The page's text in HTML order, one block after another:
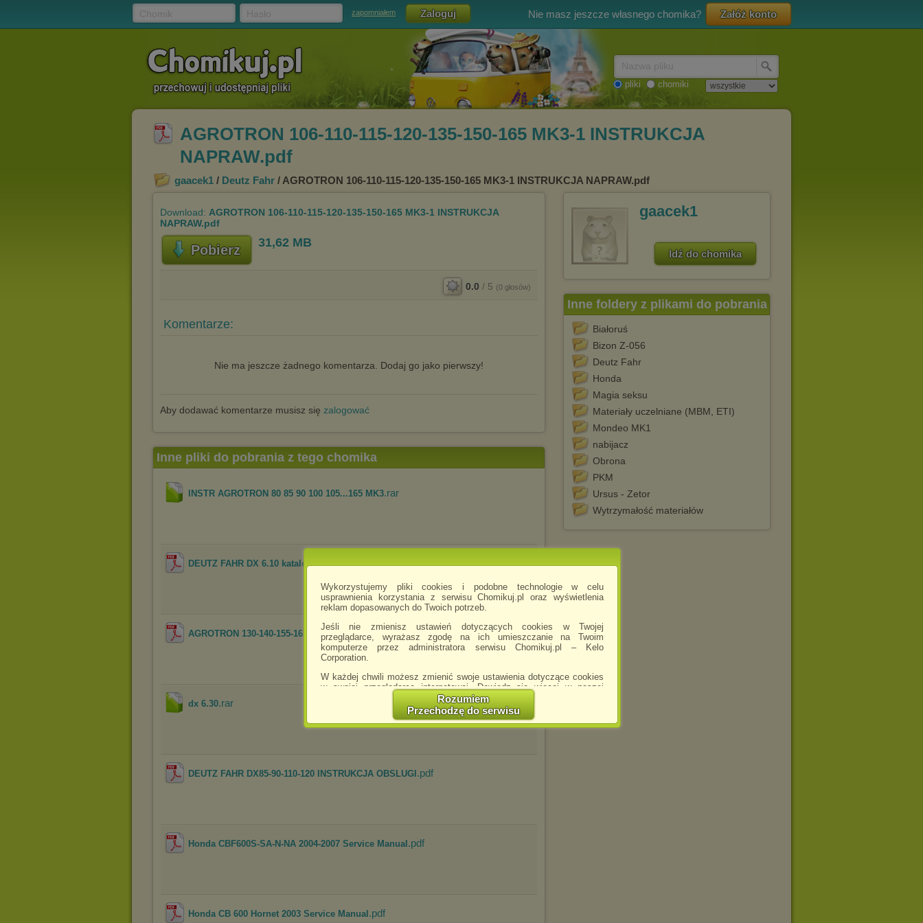
Wykorzystujemy pliki cookies i podobne technologie w celu
usprawnienia korzystania z serwisu Chomikuj.pl oraz wyświetlenia
reklam dopasowanych do Twoich potrzeb.
Jeśli nie zmienisz ustawień dotyczących cookies w Twojej
przeglądarce, wyrażasz zgodę na ich umieszczanie na Twoim
komputerze przez administratora serwisu Chomikuj.pl – Kelo
Corporation.
W każdej chwili możesz zmienić swoje ustawienia dotyczące cookies
w swojej przeglądarce internetowej. Dowiedz się więcej w naszej
http://chomikuj.pl/PolitykaPrywatnosci.aspx
Jednocześnie informujemy że zmiana ustawień przeglądarki może
spowodować ograniczenie korzystania ze strony Chomikuj.pl.
Wykorzystanie plików cookies
Pełną informację na ten temat znajdziesz pod adresem
Rozumiem
Przechodzę do serwisu
zapomniałem Nie masz jeszcze własnego chomika? Załóż konto
pliki chomiki
AGROTRON 106-110-115-120-135-150-165 MK3-1 INSTRUKCJA
NAPRAW.pdf
gaacek1 / Deutz Fahr / AGROTRON 106-110-115-120-135-150-165 MK3-1 INSTRUKCJA NAPRAW.pdf
Download: AGROTRON 106-110-115-120-135-150-165 MK3-1 INSTRUKCJA
NAPRAW.pdf
Pobierz 31,62 MB
0.0 / 5 (0 głosów)
Komentarze:
Nie ma jeszcze żadnego komentarza. Dodaj go jako pierwszy!
Aby dodawać komentarze musisz się zalogować
gaacek1
Idź do chomika
Inne foldery z plikami do pobrania
Białoruś
Bizon Z-056
Deutz Fahr
Honda
Magia seksu
Materiały uczelniane (MBM, ETI)
Mondeo MK1
nabijacz
Obrona
PKM
Ursus - Zetor
Wytrzymałość materiałów
Inne pliki do pobrania z tego chomika
INSTR AGROTRON 80 85 90 100 105...165 MK3.rar
DEUTZ FAHR DX 6.10 katalog.pdf
AGROTRON 130-140-155-165 .pdf
dx 6.30.rar
DEUTZ FAHR DX85-90-110-120 INSTRUKCJA OBSLUGI .pdf
Honda CBF600S-SA-N-NA 2004-2007 Service Manual .pdf
Honda CB 600 Hornet 2003 Service Manual .pdf